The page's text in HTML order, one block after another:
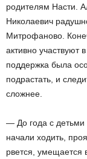
родителям Насти.
Николаевич
Митрофаново.
активно участвуют
поддержка была
подрастать, и
сложнее.
— До года с детьми
начали ходить,
рвется, умещается